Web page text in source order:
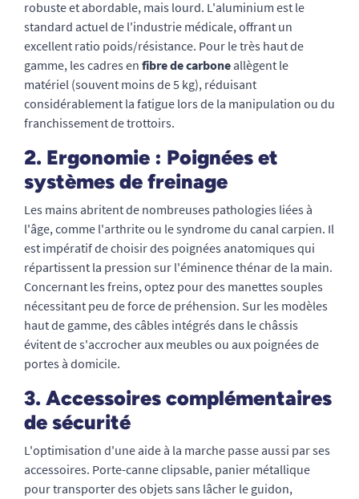
robuste et abordable, mais lourd. L'aluminium est le
standard actuel de l'industrie médicale, offrant un
excellent ratio poids/résistance. Pour le très haut de
gamme, les cadres en fibre de carbone allègent le
matériel (souvent moins de 5 kg), réduisant
considérablement la fatigue lors de la manipulation ou du
franchissement de trottoirs.
2. Ergonomie : Poignées et
systèmes de freinage
Les mains abritent de nombreuses pathologies liées à
l'âge, comme l'arthrite ou le syndrome du canal carpien. Il
est impératif de choisir des poignées anatomiques qui
répartissent la pression sur l'éminence thénar de la main.
Concernant les freins, optez pour des manettes souples
nécessitant peu de force de préhension. Sur les modèles
haut de gamme, des câbles intégrés dans le châssis
évitent de s'accrocher aux meubles ou aux poignées de
portes à domicile.
3. Accessoires complémentaires
de sécurité
L'optimisation d'une aide à la marche passe aussi par ses
accessoires. Porte-canne clipsable, panier métallique
pour transporter des objets sans lâcher le guidon,